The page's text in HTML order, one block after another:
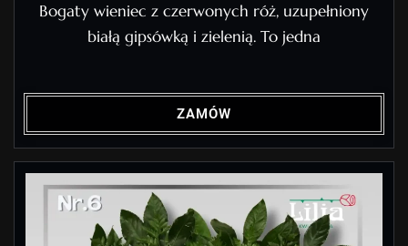
Bogaty wieniec z czerwonych róż, uzupełniony
białą gipsówką i zielenią. To jedna
ZAMÓW